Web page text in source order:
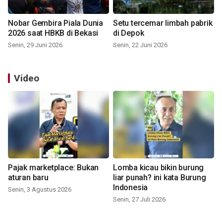
Nobar Gembira Piala Dunia
2026 saat HBKB di Bekasi
Senin, 29 Juni 2026
Setu tercemar limbah pabrik
di Depok
Senin, 22 Juni 2026
Video
Pajak marketplace: Bukan
aturan baru
Senin, 3 Agustus 2026
Lomba kicau bikin burung
liar punah? ini kata Burung
Indonesia
Senin, 27 Juli 2026